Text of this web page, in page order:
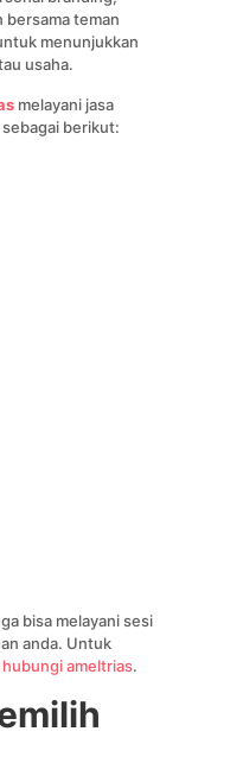
bersama teman
menunjukkan
usaha.
melayani jasa
berikut:
bisa melayani sesi
anda. Untuk
hubungi ameltrias.